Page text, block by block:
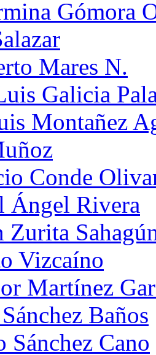
Gómora
Mares N.
Galicia
Montañez
Conde
Ángel Rivera
Zurita
Vizcaíno
Martínez
Baños
Sánchez Cano